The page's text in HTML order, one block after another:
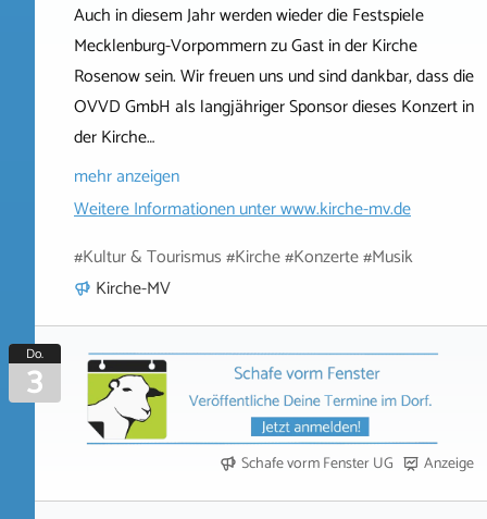
Auch in diesem Jahr werden wieder die Festspiele
Mecklenburg-Vorpommern zu Gast in der Kirche
Rosenow sein. Wir freuen uns und sind dankbar, dass die
OVVD GmbH als langjähriger Sponsor dieses Konzert in
der Kirche…
mehr anzeigen
Weitere Informationen unterwww.kirche-mv.de
#Kultur & Tourismus #Kirche #Konzerte #Musik
Kirche-MV
Do.
3
Schafe vorm Fenster UG Anzeige